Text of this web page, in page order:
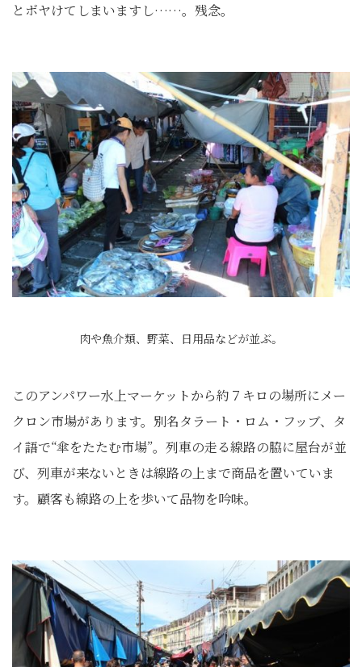
とボヤけてしまいますし……。残念。
肉や魚介類、野菜、日用品などが並ぶ。
このアンパワー水上マーケットから約７キロの場所にメー
クロン市場があります。別名タラート・ロム・フッブ、タ
イ語で“傘をたたむ市場”。列車の走る線路の脇に屋台が並
び、列車が来ないときは線路の上まで商品を置いていま
す。顧客も線路の上を歩いて品物を吟味。